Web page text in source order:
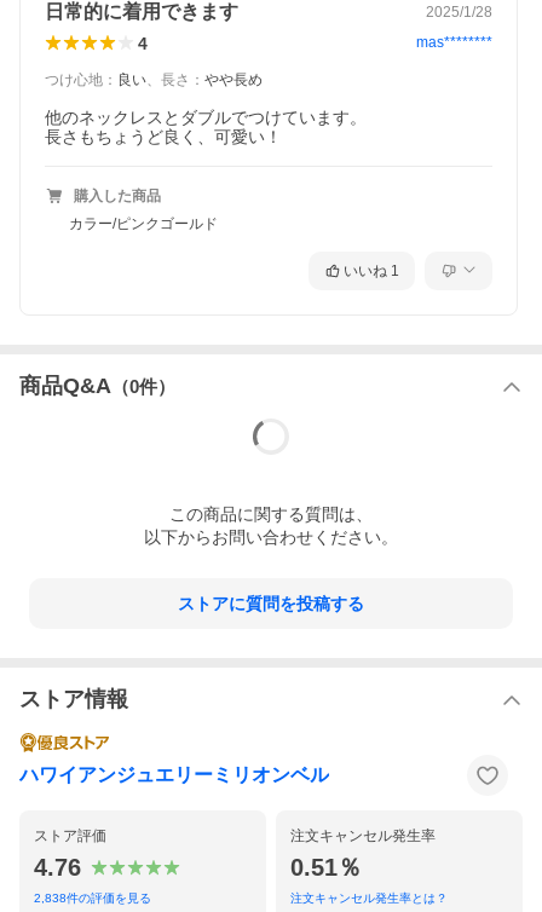
日常的に着用できます 2025/1/28
4 mas********
つけ心地 ： 良い、 長さ ： やや長め
他のネックレスとダブルでつけています。
長さもちょうど良く、可愛い！
購入した商品
カラー/ピンクゴールド
いいね 1
商品Q&A （0件）
この商品に関する質問は、
以下からお問い合わせください。
ストアに質問を投稿する
ストア情報
ハワイアンジュエリーミリオンベル
ストア評価
4.76
2,838件の評価を見る
注文キャンセル発生率
0.51％
注文キャンセル発生率とは？